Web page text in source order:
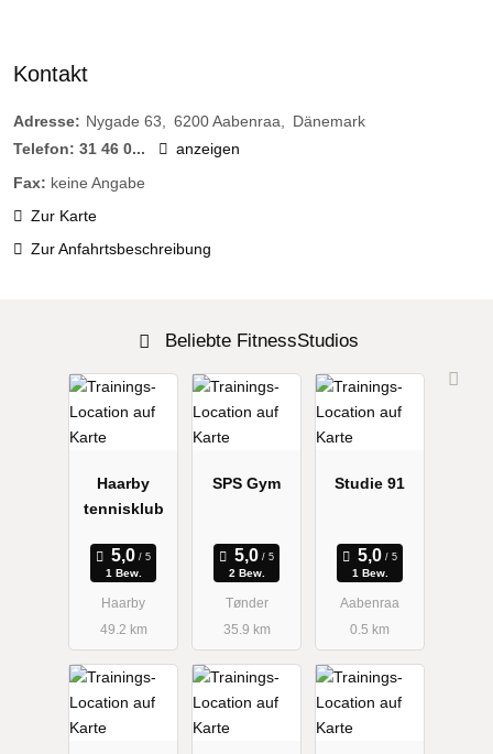
Kontakt
Adresse: Nygade 63 6200Aabenraa
Dänemark
Telefon: 31 46 0...
anzeigen
Fax: keine Angabe
Zur Karte
Zur Anfahrtsbeschreibung
Beliebte FitnessStudios
Haarby
tennisklub
1 Bew.
Haarby
49.2 km
SPS Gym
2 Bew.
Tønder
35.9 km
Studie 91
1 Bew.
Aabenraa
0.5 km